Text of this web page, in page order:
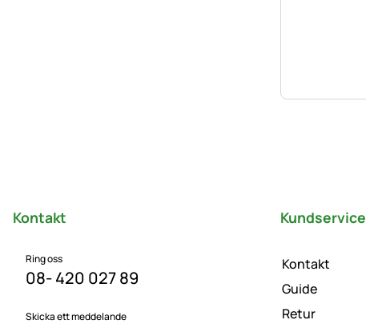
Kontakt
Ring oss
08- 420 027 89
Skicka ett meddelande
Kundservice
Kontakt
Guide
Retur